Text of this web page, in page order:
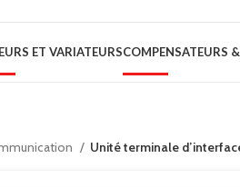
ET VARIATEURSCOMPENSATEURS
Unité terminale